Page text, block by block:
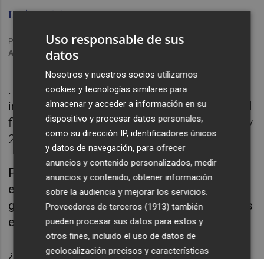
Lucía Nadal
Publicado: 03/11/2023 · 14:28
Actualizado: 07/05/2026 · 14:21
. Por un lado, el Gobierno ha anunciado su
intención de cerrar las centrales nucleares al
final de su vida útil, que se sitúa entre 2027 y
2035.
Por otro lado, el sector nuclear defiende que
esta tecnología es imprescindible para
garantizar el suministro eléctrico y reducir las
emisiones de gases de efecto invernadero.
¿Qué argumentos tiene cada parte?, ¿Qué
Uso responsable de sus
datos
Nosotros y nuestros socios utilizamos
cookies y tecnologías similares para
almacenar y acceder a información en su
dispositivo y procesar datos personales,
como su dirección IP, identificadores únicos
y datos de navegación, para ofrecer
anuncios y contenido personalizados, medir
anuncios y contenido, obtener información
sobre la audiencia y mejorar los servicios.
Proveedores de terceros (1913) también
pueden procesar sus datos para estos y
otros fines, incluido el uso de datos de
geolocalización precisos y características